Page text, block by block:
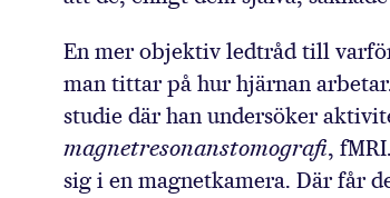
En mer objektiv ledtråd till
man tittar på hur hjärnan
studie där han undersöker
magnetresonanstomografi,
sig i en magnetkamera. Där får